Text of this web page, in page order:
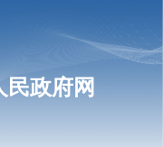
民政府网